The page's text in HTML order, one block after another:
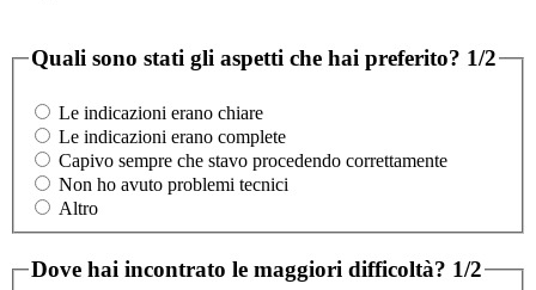
Quali sono stati gli aspetti che hai preferito? 1/2
Le indicazioni erano chiare
Le indicazioni erano complete
Capivo sempre che stavo procedendo correttamente
Non ho avuto problemi tecnici
Altro
Dove hai incontrato le maggiori difficoltà? 1/2